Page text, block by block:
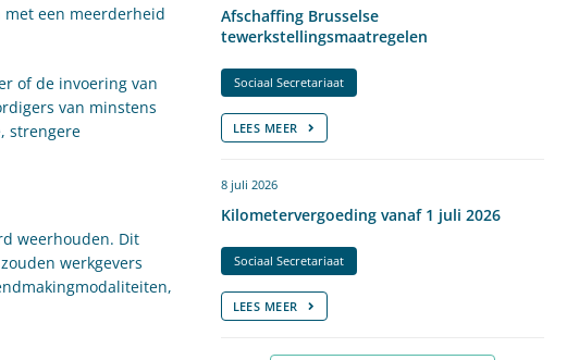
een meerderheid
of de invoering van
van minstens
strengere
weerhouden. Dit
werkgevers
Afschaffing Brusselse
tewerkstellingsmaatregelen
Sociaal Secretariaat
LEES MEER
8 juli 2026
Kilometervergoeding vanaf 1 juli 2026
Sociaal Secretariaat
LEES MEER